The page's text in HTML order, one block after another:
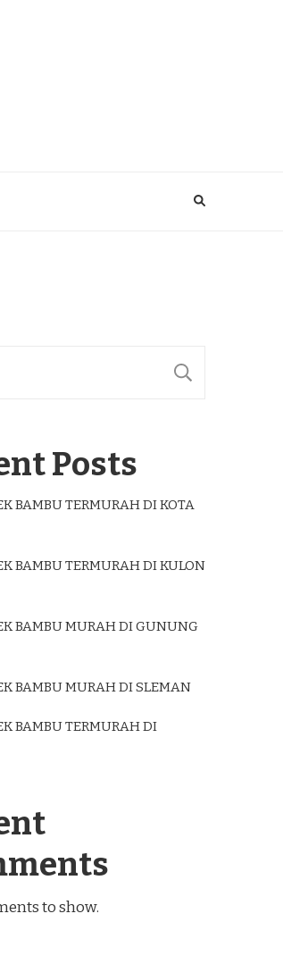
Posts
BAMBU TERMURAH DI KOTA
BAMBU TERMURAH DI KULON
BAMBU MURAH DI GUNUNG
BAMBU MURAH DI SLEMAN
BAMBU TERMURAH DI
to show.